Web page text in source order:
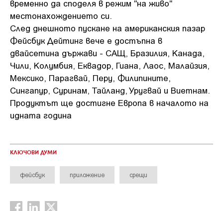
временно да споделя в режим "на живо"
местонахождението си.
След днешното пускане на американския пазар
Фейсбук Дейтинг вече е достъпна в
двайсетина държави - САЩ, Бразилия, Канада,
Чили, Колумбия, Еквадор, Гиана, Лаос, Малайзия,
Мексико, Парагвай, Перу, Филипините,
Сингапур, Суринам, Тайланд, Уругвай и Виетнам.
Продуктът ще достигне Европа в началото на
идната година
КЛЮЧОВИ ДУМИ
фейсбук приложение срещи